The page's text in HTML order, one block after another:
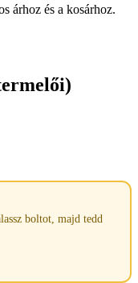
árhoz és a kosárhoz.
boltot, majd tedd